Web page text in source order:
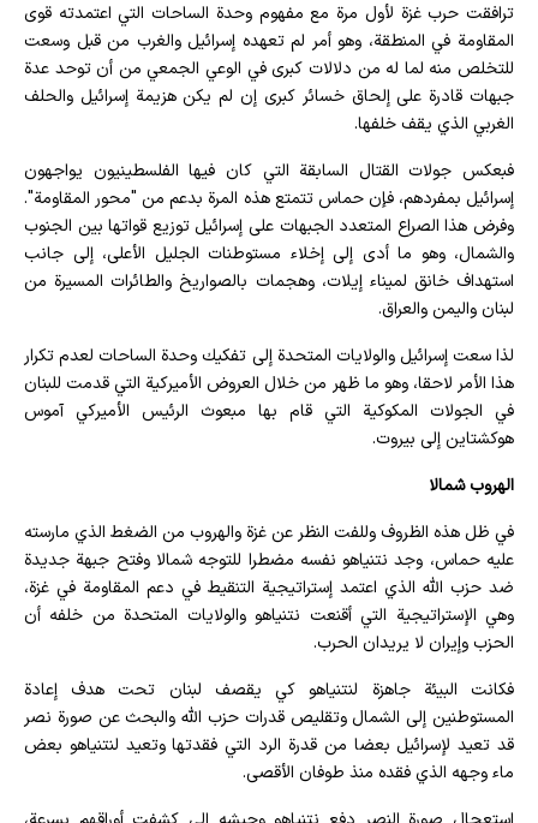
ترافقت حرب غزة لأول مرة مع مفهوم وحدة الساحات التي اعتمدته قوى
المقاومة في المنطقة، وهو أمر لم تعهده إسرائيل والغرب من قبل وسعت
للتخلص منه لما له من دلالات كبرى في الوعي الجمعي من أن توحد عدة
جبهات قادرة على إلحاق خسائر كبرى إن لم يكن هزيمة إسرائيل والحلف
الغربي الذي يقف خلفها.
فبعكس جولات القتال السابقة التي كان فيها الفلسطينيون يواجهون
إسرائيل بمفردهم، فإن حماس تتمتع هذه المرة بدعم من "محور المقاومة".
وفرض هذا الصراع المتعدد الجبهات على إسرائيل توزيع قواتها بين الجنوب
والشمال، وهو ما أدى إلى إخلاء مستوطنات الجليل الأعلى، إلى جانب
استهداف خانق لميناء إيلات، وهجمات بالصواريخ والطائرات المسيرة من
لبنان واليمن والعراق.
لذا سعت إسرائيل والولايات المتحدة إلى تفكيك وحدة الساحات لعدم تكرار
هذا الأمر لاحقا، وهو ما ظهر من خلال العروض الأميركية التي قدمت للبنان
في الجولات المكوكية التي قام بها مبعوث الرئيس الأميركي آموس
هوكشتاين إلى بيروت.
الهروب شمالا
في ظل هذه الظروف وللفت النظر عن غزة والهروب من الضغط الذي مارسته
عليه حماس، وجد نتنياهو نفسه مضطرا للتوجه شمالا وفتح جبهة جديدة
ضد حزب الله الذي اعتمد إستراتيجية التنقيط في دعم المقاومة في غزة،
وهي الإستراتيجية التي أقنعت نتنياهو والولايات المتحدة من خلفه أن
الحزب وإيران لا يريدان الحرب.
فكانت البيئة جاهزة لنتنياهو كي يقصف لبنان تحت هدف إعادة
المستوطنين إلى الشمال وتقليص قدرات حزب الله والبحث عن صورة نصر
قد تعيد لإسرائيل بعضا من قدرة الرد التي فقدتها وتعيد لنتنياهو بعض
ماء وجهه الذي فقده منذ طوفان الأقصى.